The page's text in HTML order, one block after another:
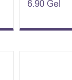
6.90 Gel